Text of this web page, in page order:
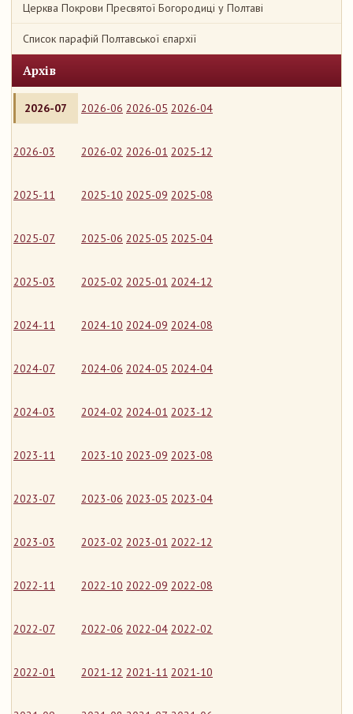
Церква Покрови Пресвятої Богородиці у Полтаві
Список парафій Полтавської єпархії
Архів
2026-07 2026-06 2026-05 2026-04
2026-03 2026-02 2026-01 2025-12
2025-11 2025-10 2025-09 2025-08
2025-07 2025-06 2025-05 2025-04
2025-03 2025-02 2025-01 2024-12
2024-11 2024-10 2024-09 2024-08
2024-07 2024-06 2024-05 2024-04
2024-03 2024-02 2024-01 2023-12
2023-11 2023-10 2023-09 2023-08
2023-07 2023-06 2023-05 2023-04
2023-03 2023-02 2023-01 2022-12
2022-11 2022-10 2022-09 2022-08
2022-07 2022-06 2022-04 2022-02
2022-01 2021-12 2021-11 2021-10